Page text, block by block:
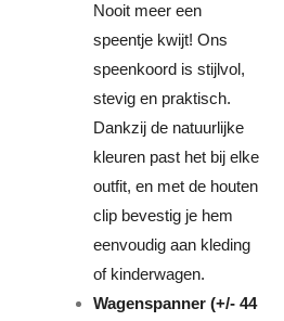
Nooit meer een
speentje kwijt! Ons
speenkoord is stijlvol,
stevig en praktisch.
Dankzij de natuurlijke
kleuren past het bij elke
outfit, en met de houten
clip bevestig je hem
eenvoudig aan kleding
of kinderwagen.
Wagenspanner (+/- 44